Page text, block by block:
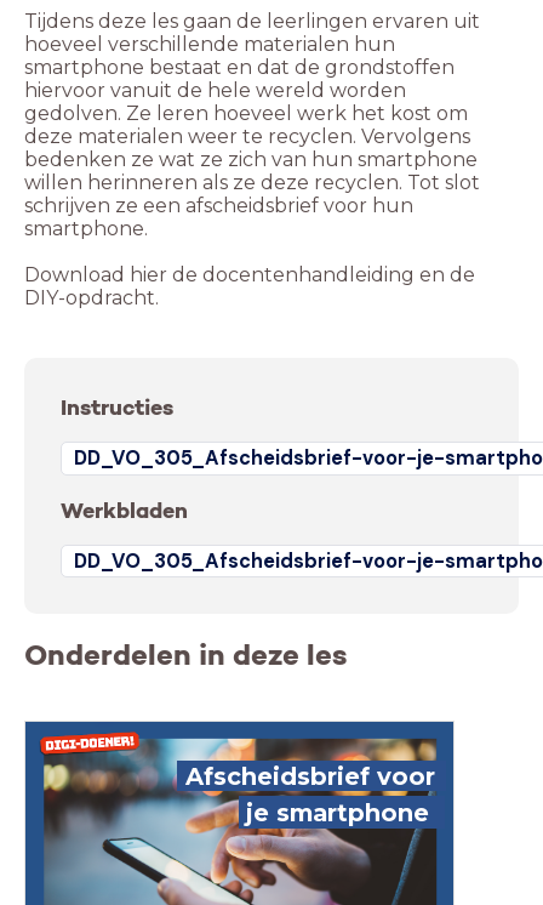
Tijdens deze les gaan de leerlingen ervaren uit
hoeveel verschillende materialen hun
smartphone bestaat en dat de grondstoffen
hiervoor vanuit de hele wereld worden
gedolven. Ze leren hoeveel werk het kost om
deze materialen weer te recyclen. Vervolgens
bedenken ze wat ze zich van hun smartphone
willen herinneren als ze deze recyclen. Tot slot
schrijven ze een afscheidsbrief voor hun
smartphone.
Download hier de docentenhandleiding en de
DIY-opdracht.
Instructies
DD_VO_305_Afscheidsbrief-voor-je-
Werkbladen
DD_VO_305_Afscheidsbrief-voor-je-
Onderdelen in deze les
Afscheidsbrief voor
je smartphone